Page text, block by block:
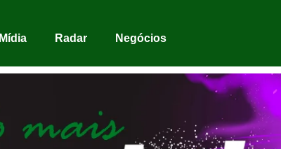
Mídia Radar Negócios